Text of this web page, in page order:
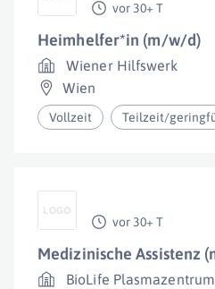
vor 30+ T
Heimhelfer*in (m/w/d)
Wiener Hilfswerk
Wien
Vollzeit Teilzeit/
vor 30+ T
Medizinische Assistenz
BioLife